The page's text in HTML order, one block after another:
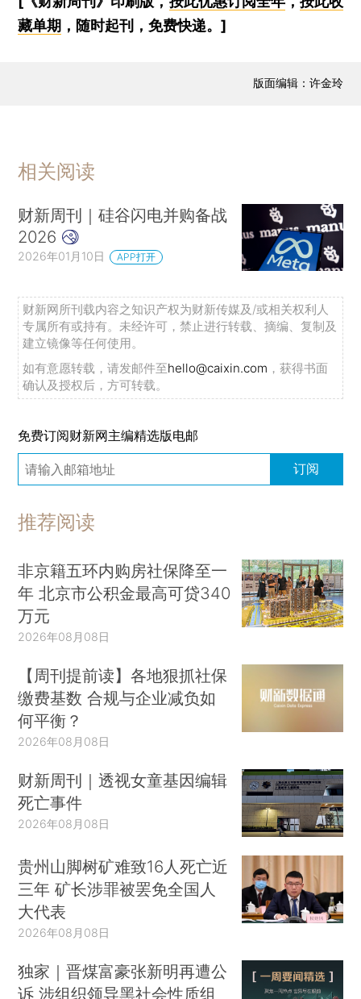
藏单期 ，随时起刊，免费快递。]
版面编辑：许金玲
相关阅读
财新周刊｜硅谷闪电并购备战
2026
2026年01月10日 APP打开
财新网所刊载内容之知识产权为财新传媒及/或相关权利人
专属所有或持有。未经许可，禁止进行转载、摘编、复制及
建立镜像等任何使用。
如有意愿转载，请发邮件至hello@caixin.com ，获得书面
确认及授权后，方可转载。
免费订阅财新网主编精选版电邮
订阅
推荐阅读
非京籍五环内购房社保降至一
年 北京市公积金最高可贷340
万元
2026年08月08日
【周刊提前读】各地狠抓社保
缴费基数 合规与企业减负如
何平衡？
2026年08月08日
财新周刊｜透视女童基因编辑
死亡事件
2026年08月08日
贵州山脚树矿难致16人死亡近
三年 矿长涉罪被罢免全国人
大代表
2026年08月08日
独家｜晋煤富豪张新明再遭公
诉 涉组织领导黑社会性质组